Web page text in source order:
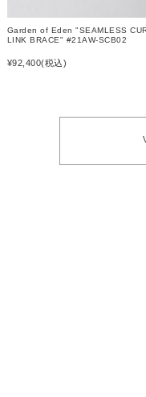
Garden of Eden "SEAMLESS
LINK BRACE" #21AW-SCB02
¥92,400(税込)